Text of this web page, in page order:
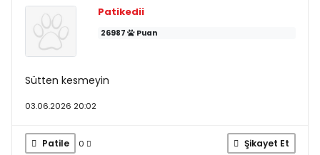
Patikedii
26987 Puan
Sütten kesmeyin
03.06.2026 20:02
Patile 0 Şikayet Et